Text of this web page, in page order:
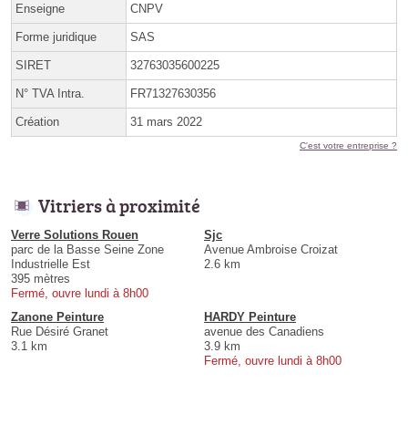
Enseigne CNPV
Forme juridique SAS
SIRET 32763035600225
N° TVA Intra. FR71327630356
Création 31 mars 2022
C'est votre entreprise ?
Vitriers à proximité
Verre Solutions Rouen
parc de la Basse Seine Zone
Industrielle Est
395 mètres
Fermé, ouvre lundi à 8h00
Sjc
Avenue Ambroise Croizat
2.6 km
Zanone Peinture
Rue Désiré Granet
3.1 km
HARDY Peinture
avenue des Canadiens
3.9 km
Fermé, ouvre lundi à 8h00